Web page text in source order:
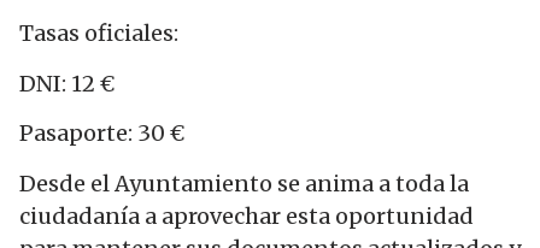
Tasas oficiales:
DNI: 12 €
Pasaporte: 30 €
Desde el Ayuntamiento se anima a toda la
ciudadanía a aprovechar esta oportunidad